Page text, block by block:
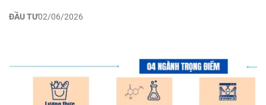
ĐẦU TƯ02/06/2026